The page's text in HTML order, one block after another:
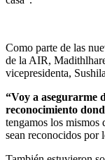
Como parte de las
de la AIR,
vicepresidenta,
“Voy a asegurarme
reconocimiento
tengamos los mismos
sean reconocidos por